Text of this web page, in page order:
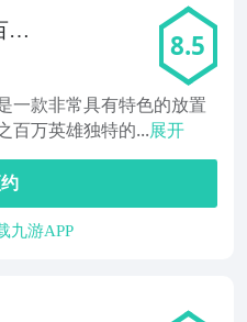
万
8.5
一款非常具有特色的放置
百万英雄独特的...展开
九游APP